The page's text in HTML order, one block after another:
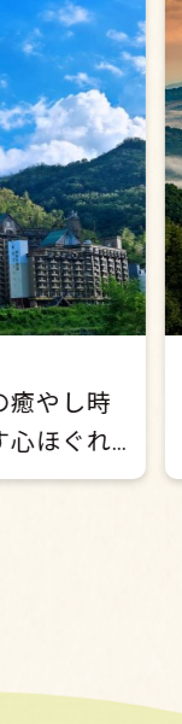
癒やし時
ほぐれ